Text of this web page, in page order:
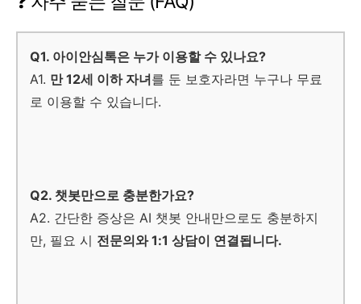
Q1. 아이안심톡은 누가 이용할 수 있나요?
A1. 만 12세 이하 자녀를 둔 보호자라면 누구나 무료
로 이용할 수 있습니다.
Q2. 챗봇만으로 충분한가요?
A2. 간단한 증상은 AI 챗봇 안내만으로도 충분하지
만, 필요 시 전문의와 1:1 상담이 연결됩니다.